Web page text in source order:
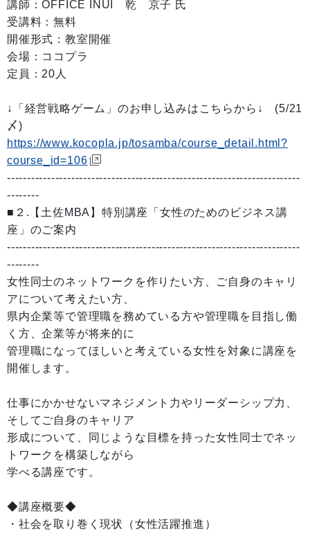
講師：OFFICE INUI 乾 京子 氏
受講料：無料
開催形式：教室開催
会場：ココプラ
定員：20人
↓「経営戦略ゲーム」のお申し込みはこちらから↓ (5/21
〆)
https://www.kocopla.jp/tosamba/course_detail.html?
course_id=106
-------------------------------------------------------------------------
--------
■２.【土佐MBA】特別講座「女性のためのビジネス講
座」のご案内
-------------------------------------------------------------------------
--------
女性同士のネットワークを作りたい方、ご自身のキャリ
アについて考えたい方、
県内企業等で管理職を務めている方や管理職を目指し働
く方、企業等が将来的に
管理職になってほしいと考えている女性を対象に講座を
開催します。
仕事にかかせないマネジメント力やリーダーシップ力、
そしてご自身のキャリア
形成について、同じような目標を持った女性同士でネッ
トワークを構築しながら
学べる講座です。
◆講座概要◆
・社会を取り巻く現状（女性活躍推進）